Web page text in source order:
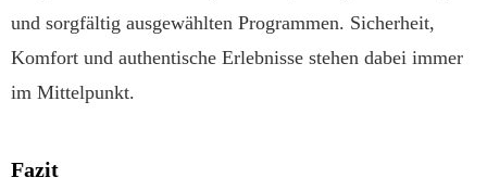
und sorgfältig ausgewählten Programmen. Sicherheit,
Komfort und authentische Erlebnisse stehen dabei immer
im Mittelpunkt.
Fazit